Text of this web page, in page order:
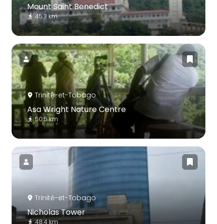
Mount Saint Benedict
45.3 km
Trinité-et-Tobago
Asa Wright Nature Centre
50.5 km
Trinité-et-Tobago
Nicholas Tower
48.4 km